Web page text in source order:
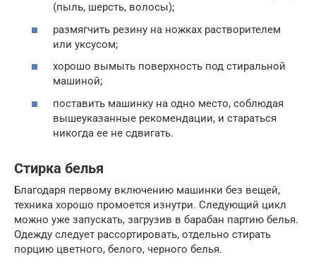
(пыль, шерсть, волосы);
размягчить резину на ножках растворителем
или уксусом;
хорошо вымыть поверхность под стиральной
машиной;
поставить машинку на одно место, соблюдая
вышеуказанные рекомендации, и стараться
никогда ее не сдвигать.
Стирка белья
Благодаря первому включению машинки без вещей,
техника хорошо промоется изнутри. Следующий цикл
можно уже запускать, загрузив в барабан партию белья.
Одежду следует рассортировать, отдельно стирать
порцию цветного, белого, черного белья.